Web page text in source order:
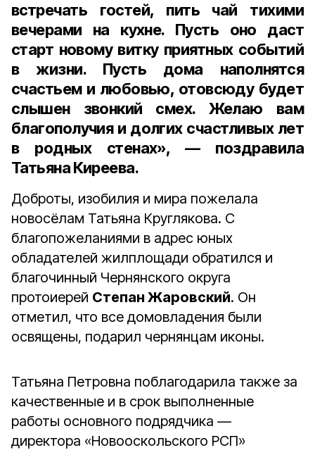
встречать гостей, пить чай тихими
вечерами на кухне. Пусть оно даст
старт новому витку приятных событий
в жизни. Пусть дома наполнятся
счастьем и любовью, отовсюду будет
слышен звонкий смех. Желаю вам
благополучия и долгих счастливых лет
в родных стенах», — поздравила
Татьяна Киреева.
Доброты, изобилия и мира пожелала
новосёлам Татьяна Круглякова. С
благопожеланиями в адрес юных
обладателей жилплощади обратился и
благочинный Чернянского округа
протоиерей Степан Жаровский. Он
отметил, что все домовладения были
освящены, подарил чернянцам иконы.
Татьяна Петровна поблагодарила также за
качественные и в срок выполненные
работы основного подрядчика —
директора «Новооскольского РСП»